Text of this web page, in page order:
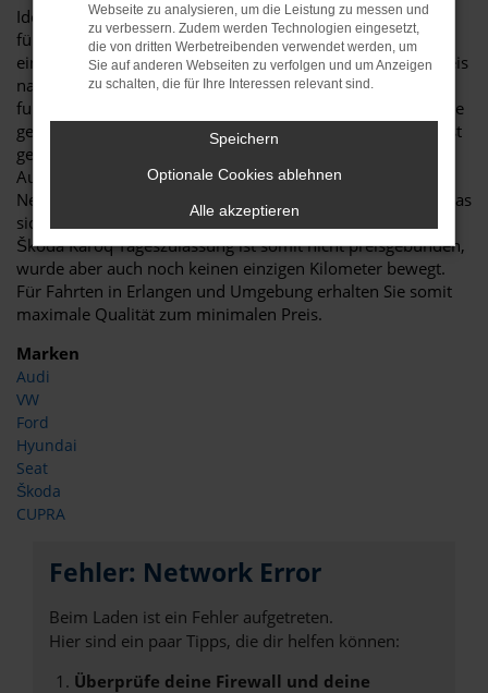
Ideen muss man haben! Eine Škoda Karoq Tageszulassung
für Erlangen ist eine clevere Möglichkeit, um gleichzeitig
einen Neuwagen zu fahren, hierfür aber lediglich einen Preis
nahe dem Gebrauchtwagenniveau zu zahlen. Dies
funktioniert dank eines Tricks, der in der Automobilbranche
gerne praktiziert wird: eine Škoda Karoq Tageszulassung ist
genau genommen ein klassischer Neuwagen. Viele
Automobilhändler sind jedoch in den Rabatten für
Neufahrzeuge an die Vorgaben der Hersteller gebunden, was
sich durch das Zulassen für einen Tag umgehen lässt. Eine
Škoda Karoq Tageszulassung ist somit nicht preisgebunden,
wurde aber auch noch keinen einzigen Kilometer bewegt.
Für Fahrten in Erlangen und Umgebung erhalten Sie somit
maximale Qualität zum minimalen Preis.
Marken
Audi
VW
Ford
Hyundai
Seat
Škoda
CUPRA
Fehler: Network Error
Beim Laden ist ein Fehler aufgetreten.
Hier sind ein paar Tipps, die dir helfen können:
Überprüfe deine Firewall und deine
Webseite zu analysieren, um die Leistung zu messen und
zu verbessern. Zudem werden Technologien eingesetzt,
die von dritten Werbetreibenden verwendet werden, um
Sie auf anderen Webseiten zu verfolgen und um Anzeigen
zu schalten, die für Ihre Interessen relevant sind.
Speichern
Optionale Cookies ablehnen
Alle akzeptieren